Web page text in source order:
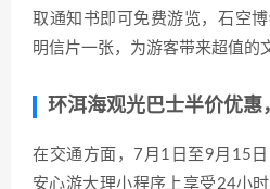
取通知书即可免费游览，石空
明信片一张，为游客带来超值的
环洱海观光巴士半价优惠
在交通方面，7月1日至9月15
安心游大理小程序上享受24小